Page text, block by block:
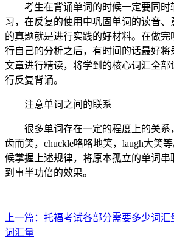
考生在背诵单词的时候一定要同时
习，在反复的使用中巩固单词的读音
的真题就是进行实践的好材料。在做
行自己的分析之后，有时间的话最好
文章进行精读，将学到的核心词汇全
行反复背诵。
注意单词之间的联系
很多单词存在一定的程度上的关系
齿而笑，chuckle咯咯地笑，laugh大笑
候掌握上述规律，将原本孤立的单词
到事半功倍的效果。
上一篇：托福考试各部分需要多少词
词汇量